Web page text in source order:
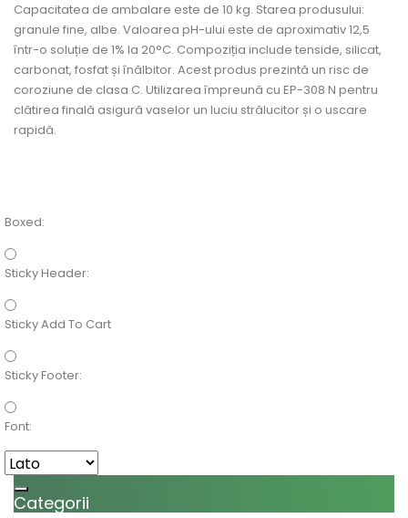
Toggle navigation
Categorii
Capacitatea de ambalare este de 10 kg. Starea produsului:
granule fine, albe. Valoarea pH-ului este de aproximativ 12,5
într-o soluție de 1% la 20°C. Compoziția include tenside, silicat,
carbonat, fosfat și înălbitor. Acest produs prezintă un risc de
coroziune de clasa C. Utilizarea împreună cu EP-308 N pentru
clătirea finală asigură vaselor un luciu strălucitor și o uscare
rapidă.
Boxed:
Sticky Header:
Sticky Add To Cart
Sticky Footer:
Font: